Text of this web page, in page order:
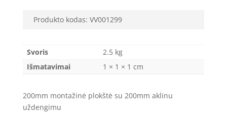
Produkto kodas: VV001299
Svoris
2.5 kg
Išmatavimai
1 × 1 × 1 cm
200mm montažinė plokštė su 200mm aklinu
uždengimu